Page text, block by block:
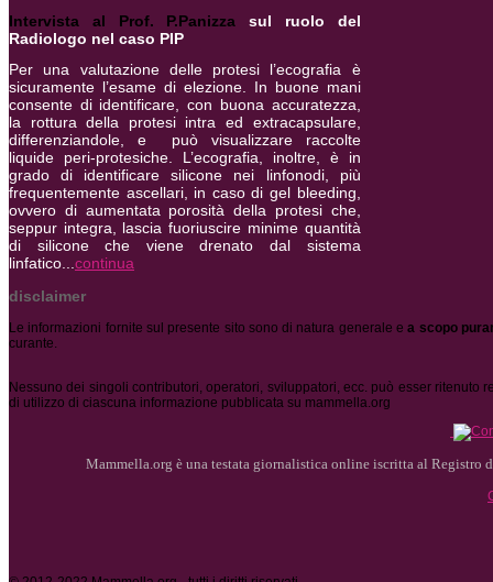
Intervista al Prof. P.Panizzasul ruolo del
Radiologo nel caso PIP
Per una valutazione delle protesi l’ecografia è
sicuramente l’esame di elezione. In buone mani
consente di identificare, con buona accuratezza,
la rottura della protesi intra ed extracapsulare,
differenziandole, e può visualizzare raccolte
liquide peri-protesiche. L’ecografia, inoltre, è in
grado di identificare silicone nei linfonodi, più
frequentemente ascellari, in caso di gel bleeding,
ovvero di aumentata porosità della protesi che,
seppur integra, lascia fuoriuscire minime quantità
di silicone che viene drenato dal sistema
linfatico... continua
disclaimer
Le informazioni fornite sul presente sito sono di natura generale ea scopo
curante.
Nessuno dei singoli contributori, operatori, sviluppatori, ecc. può esser
di utilizzo di ciascuna informazione pubblicata su mammella.org
Mammella.org è una testata giornalistica online iscritta al